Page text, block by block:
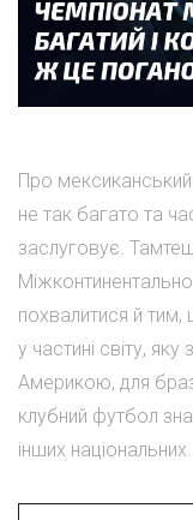
Про
не так багато та
заслуговує.
похвалитися й
у частині світу,
Америкою, для
клубний футбол
інших